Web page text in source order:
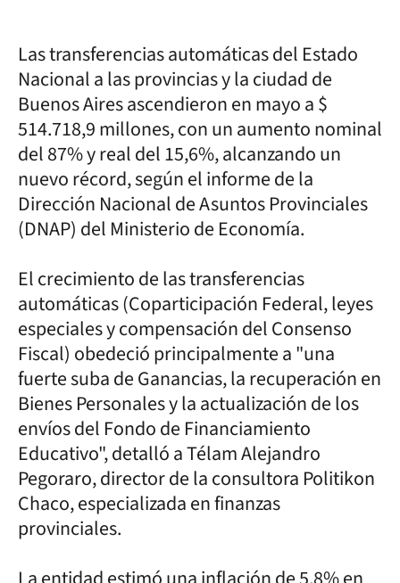
Las transferencias automáticas del Estado
Nacional a las provincias y la ciudad de
Buenos Aires ascendieron en mayo a $
514.718,9 millones, con un aumento nominal
del 87% y real del 15,6%, alcanzando un
nuevo récord, según el informe de la
Dirección Nacional de Asuntos Provinciales
(DNAP) del Ministerio de Economía.
El crecimiento de las transferencias
automáticas (Coparticipación Federal, leyes
especiales y compensación del Consenso
Fiscal) obedeció principalmente a "una
fuerte suba de Ganancias, la recuperación en
Bienes Personales y la actualización de los
envíos del Fondo de Financiamiento
Educativo", detalló a Télam Alejandro
Pegoraro, director de la consultora Politikon
Chaco, especializada en finanzas
provinciales.